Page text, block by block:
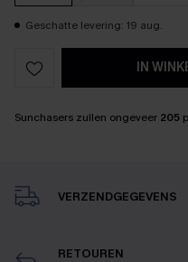
Geschatte levering: 19 aug.
IN
Sunchasers zullen ongeveer 205
VERZENDGEGEVENS
RETOUREN